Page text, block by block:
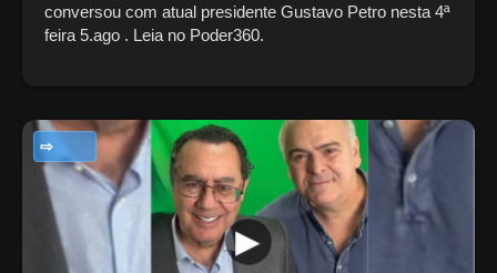
conversou com atual presidente Gustavo Petro nesta 4ª
feira 5.ago . Leia no Poder360.
NOTÍCIAS